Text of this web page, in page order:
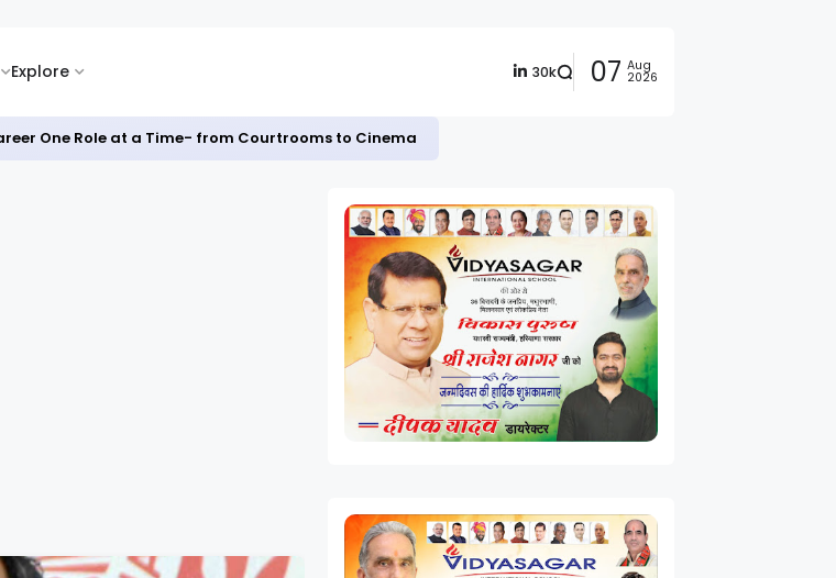
Explore 30k 07 Aug
2026
One Role at a Time- from Courtrooms to Cinema